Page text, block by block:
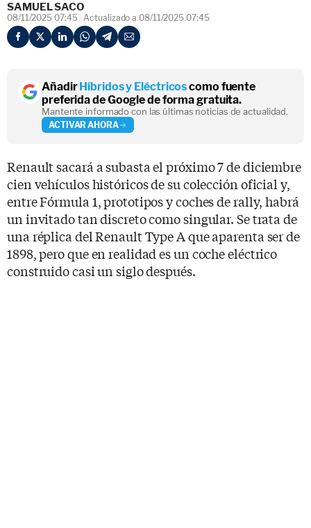
SAMUEL SACO
08/11/2025 07:45 Actualizado a 08/11/2025 07:45
AñadirHíbridos y Eléctricoscomo fuente
preferida de Google de forma gratuita.
Mantente informado con las últimas noticias de actualidad.
ACTIVAR AHORA
Renault sacará a subasta el próximo 7 de diciembre
cien vehículos históricos de su colección oficial y,
entre Fórmula 1, prototipos y coches de rally, habrá
un invitado tan discreto como singular. Se trata de
una réplica del Renault Type A que aparenta ser de
1898, pero que en realidad es un coche eléctrico
construido casi un siglo después.